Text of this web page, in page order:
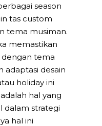
season
tas custom
tema musiman.
memastikan
dengan tema
adaptasi desain
holiday ini
hal yang
dalam strategi
hal ini